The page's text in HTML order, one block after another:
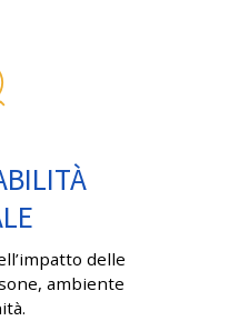
delle
ambiente